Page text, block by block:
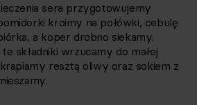
sera przygotowujemy
kroimy na połówki, cebulę
a koper drobno siekamy.
składniki wrzucamy do małej
resztą oliwy oraz sokiem z